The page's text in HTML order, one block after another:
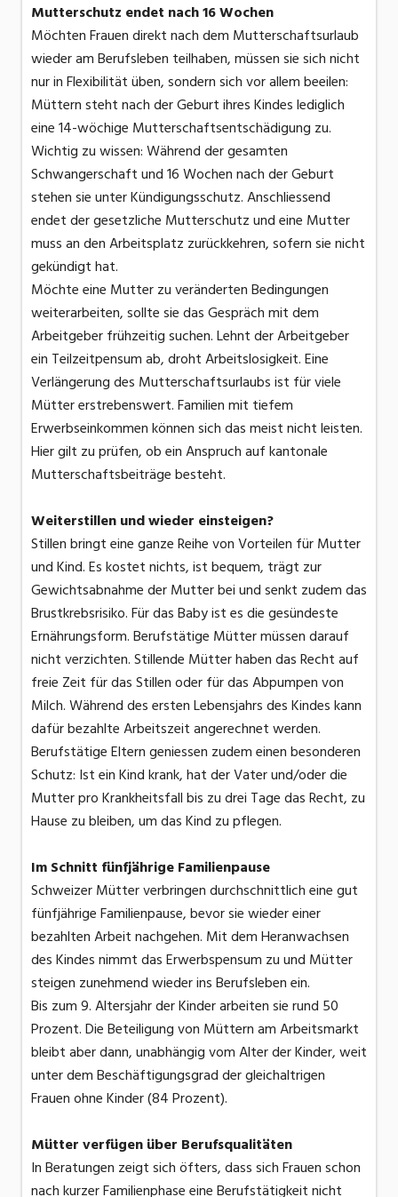
Mutterschutz endet nach 16 Wochen
Möchten Frauen direkt nach dem Mutterschaftsurlaub
wieder am Berufsleben teilhaben, müssen sie sich nicht
nur in Flexibilität üben, sondern sich vor allem beeilen:
Müttern steht nach der Geburt ihres Kindes lediglich
eine 14-wöchige Mutterschaftsentschädigung zu.
Wichtig zu wissen: Während der gesamten
Schwangerschaft und 16 Wochen nach der Geburt
stehen sie unter Kündigungsschutz. Anschliessend
endet der gesetzliche Mutterschutz und eine Mutter
muss an den Arbeitsplatz zurückkehren, sofern sie nicht
gekündigt hat.
Möchte eine Mutter zu veränderten Bedingungen
weiterarbeiten, sollte sie das Gespräch mit dem
Arbeitgeber frühzeitig suchen. Lehnt der Arbeitgeber
ein Teilzeitpensum ab, droht Arbeitslosigkeit. Eine
Verlängerung des Mutterschaftsurlaubs ist für viele
Mütter erstrebenswert. Familien mit tiefem
Erwerbseinkommen können sich das meist nicht leisten.
Hier gilt zu prüfen, ob ein Anspruch auf kantonale
Mutterschaftsbeiträge besteht.
Weiterstillen und wieder einsteigen?
Stillen bringt eine ganze Reihe von Vorteilen für Mutter
und Kind. Es kostet nichts, ist bequem, trägt zur
Gewichtsabnahme der Mutter bei und senkt zudem das
Brustkrebsrisiko. Für das Baby ist es die gesündeste
Ernährungsform. Berufstätige Mütter müssen darauf
nicht verzichten. Stillende Mütter haben das Recht auf
freie Zeit für das Stillen oder für das Abpumpen von
Milch. Während des ersten Lebensjahrs des Kindes kann
dafür bezahlte Arbeitszeit angerechnet werden.
Berufstätige Eltern geniessen zudem einen besonderen
Schutz: Ist ein Kind krank, hat der Vater und/oder die
Mutter pro Krankheitsfall bis zu drei Tage das Recht, zu
Hause zu bleiben, um das Kind zu pflegen.
Im Schnitt fünfjährige Familienpause
Schweizer Mütter verbringen durchschnittlich eine gut
fünfjährige Familienpause, bevor sie wieder einer
bezahlten Arbeit nachgehen. Mit dem Heranwachsen
des Kindes nimmt das Erwerbspensum zu und Mütter
steigen zunehmend wieder ins Berufsleben ein.
Bis zum 9. Altersjahr der Kinder arbeiten sie rund 50
Prozent. Die Beteiligung von Müttern am Arbeitsmarkt
bleibt aber dann, unabhängig vom Alter der Kinder, weit
unter dem Beschäftigungsgrad der gleichaltrigen
Frauen ohne Kinder (84 Prozent).
Mütter verfügen über Berufsqualitäten
In Beratungen zeigt sich öfters, dass sich Frauen schon
nach kurzer Familienphase eine Berufstätigkeit nicht